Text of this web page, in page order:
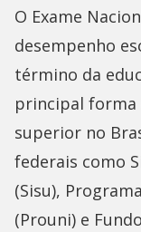
O Exame
desempenho
término da
principal forma
superior no
federais como
(Sisu),
(Prouni) e